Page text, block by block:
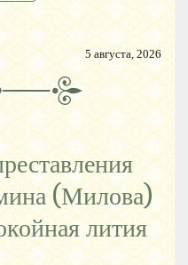
5 августа, 2026
(Милова)
лития